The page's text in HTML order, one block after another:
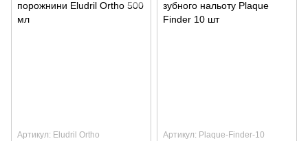
Артикул: Eludril Ortho Артикул: Plaque-Finder-10